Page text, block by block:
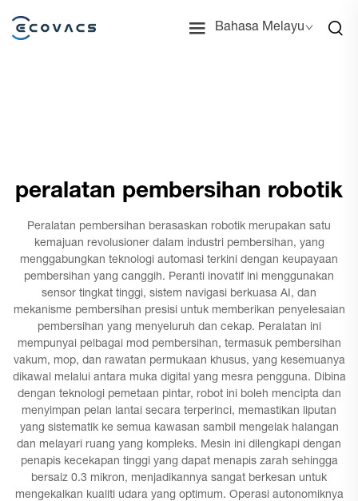
Bahasa Melayu
peralatan pembersihan robotik
Peralatan pembersihan berasaskan robotik merupakan satu
kemajuan revolusioner dalam industri pembersihan, yang
menggabungkan teknologi automasi terkini dengan keupayaan
pembersihan yang canggih. Peranti inovatif ini menggunakan
sensor tingkat tinggi, sistem navigasi berkuasa AI, dan
mekanisme pembersihan presisi untuk memberikan penyelesaian
pembersihan yang menyeluruh dan cekap. Peralatan ini
mempunyai pelbagai mod pembersihan, termasuk pembersihan
vakum, mop, dan rawatan permukaan khusus, yang kesemuanya
dikawal melalui antara muka digital yang mesra pengguna. Dibina
dengan teknologi pemetaan pintar, robot ini boleh mencipta dan
menyimpan pelan lantai secara terperinci, memastikan liputan
yang sistematik ke semua kawasan sambil mengelak halangan
dan melayari ruang yang kompleks. Mesin ini dilengkapi dengan
penapis kecekapan tinggi yang dapat menapis zarah sehingga
bersaiz 0.3 mikron, menjadikannya sangat berkesan untuk
mengekalkan kualiti udara yang optimum. Operasi autonomiknya